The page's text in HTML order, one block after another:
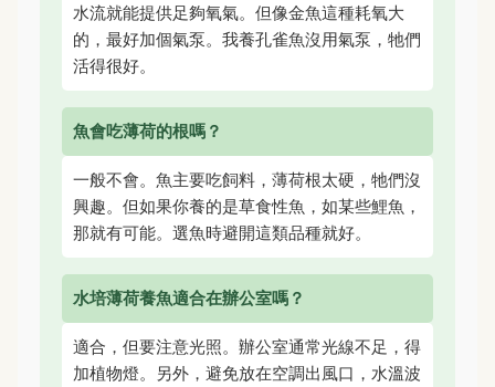
水流就能提供足夠氧氣。但像金魚這種耗氧大
的，最好加個氣泵。我養孔雀魚沒用氣泵，牠們
活得很好。
魚會吃薄荷的根嗎？
一般不會。魚主要吃飼料，薄荷根太硬，牠們沒
興趣。但如果你養的是草食性魚，如某些鯉魚，
那就有可能。選魚時避開這類品種就好。
水培薄荷養魚適合在辦公室嗎？
適合，但要注意光照。辦公室通常光線不足，得
加植物燈。另外，避免放在空調出風口，水溫波